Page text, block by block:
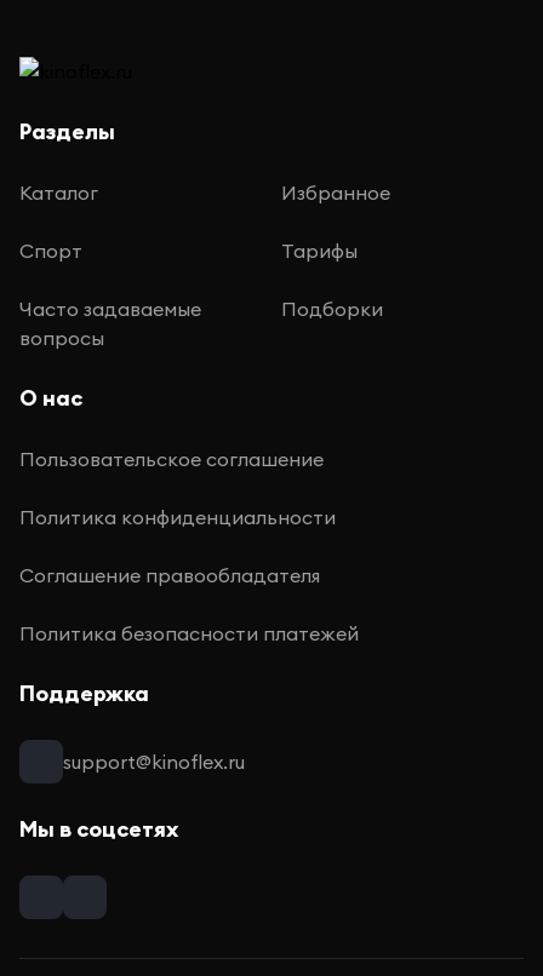
Разделы
Каталог Избранное
Спорт Тарифы
Часто задаваемые
вопросы
Подборки
О нас
Пользовательское соглашение
Политика конфиденциальности
Соглашение правообладателя
Политика безопасности платежей
Поддержка
support@kinoflex.ru
Мы в соцсетях